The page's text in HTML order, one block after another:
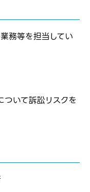
て
務等を担当してい
いて訴訟リスクを